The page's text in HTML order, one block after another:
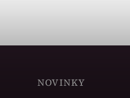
NOVINKY